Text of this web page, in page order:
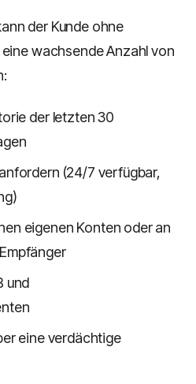
der Kunde ohne
wachsende Anzahl von
der letzten 30
(24/7 verfügbar,
eigenen Konten oder an
und
eine verdächtige